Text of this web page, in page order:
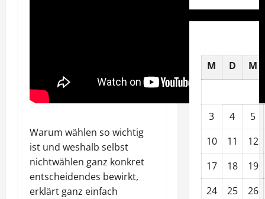
Warum wählen so wichtig
ist und weshalb selbst
nichtwählen ganz konkret
entscheidendes bewirkt,
erklärt ganz einfach
M D M
3 4
5
10
11
12
17
18
19
24
25
26